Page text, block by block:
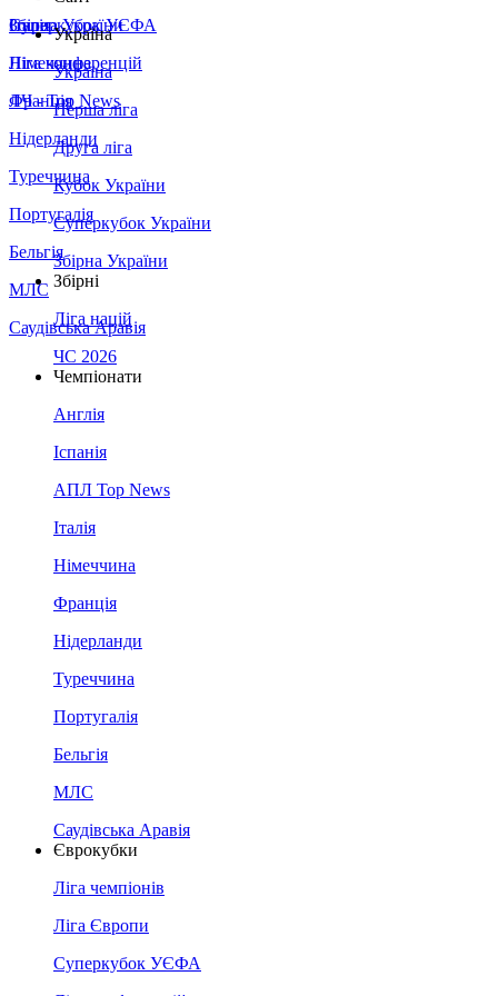
Збірна України
Італія
Німеччина
Франція
Нідерланди
Туреччина
Португалія
Бельгія
МЛС
Саудівська Аравія
Суперкубок УЄФА
Ліга конференцій
ЛЧ - Top News
Україна
Україна
Перша ліга
Друга ліга
Кубок України
Суперкубок України
Збірна України
Збірні
Ліга націй
ЧС 2026
Чемпіонати
Англія
Іспанія
АПЛ Top News
Італія
Німеччина
Франція
Нідерланди
Туреччина
Португалія
Бельгія
МЛС
Саудівська Аравія
Єврокубки
Ліга чемпіонів
Ліга Європи
Суперкубок УЄФА